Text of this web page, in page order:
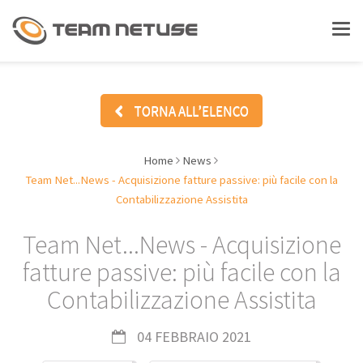
LAVORA CON NOI
CHI SIAMO
Gestionali - ERP
Document Management
Enterprise Social Collaboration
TORNA ALL’ELENCO
Home
News
Team Net...News - Acquisizione fatture passive: più facile con la
Contabilizzazione Assistita
Team Net...News - Acquisizione
fatture passive: più facile con la
Contabilizzazione Assistita
04 FEBBRAIO 2021